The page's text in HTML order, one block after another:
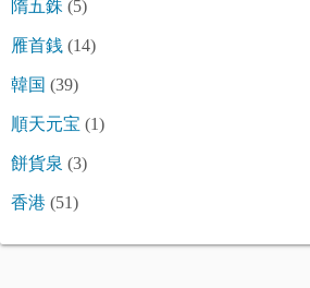
隋五銖 (5)
雁首銭 (14)
韓国 (39)
順天元宝 (1)
餅貨泉 (3)
香港 (51)